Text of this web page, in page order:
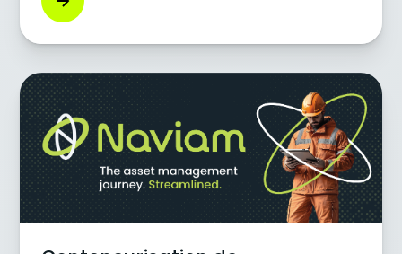
des solutions technologiques. Les arguments
solution cloud deviennent encore plus
convaincants si votre entreprise prévoit de passer
de Maximo à Maximo Application Suite (MAS).